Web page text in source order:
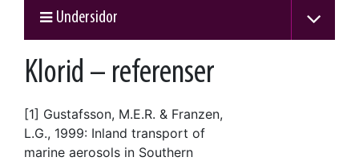
Undersidor
Klorid – referenser
[1] Gustafsson, M.E.R. & Franzen,
L.G., 1999: Inland transport of
marine aerosols in Southern